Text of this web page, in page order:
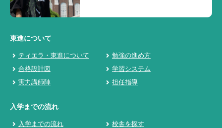
東進について
ティエラ・東進について
勉強の進め方
合格設計図
学習システム
実力講師陣
担任指導
入学までの流れ
入学までの流れ
校舎を探す